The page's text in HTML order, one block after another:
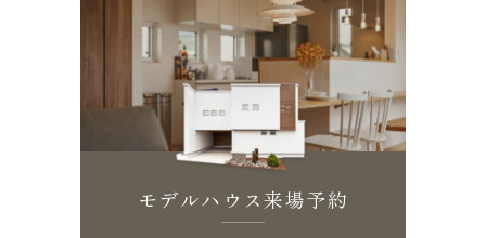
モデルハウス来場予約